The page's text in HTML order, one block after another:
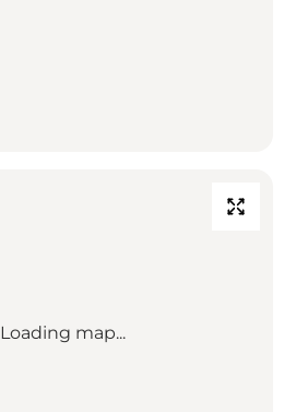
Loading map...